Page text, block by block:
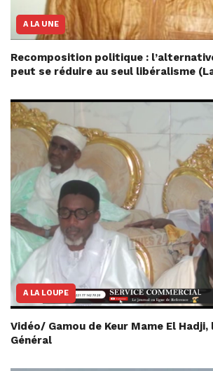
A LA UNE
Recomposition politique :
peut se réduire au seul libéralisme
A LA LOUPE
Vidéo/ Gamou de Keur Mame El Hadji,
Général